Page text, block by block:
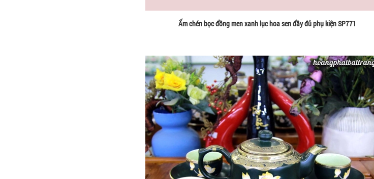
Ấm chén bọc đồng men xanh lục hoa sen đầy đủ phụ kiện SP771